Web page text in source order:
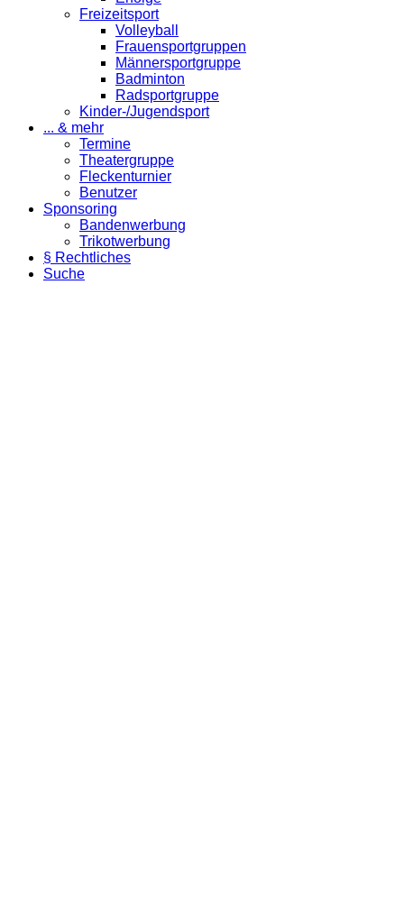
Freizeitsport
Volleyball
Frauensportgruppen
Männersportgruppe
Badminton
Radsportgruppe
Kinder-/Jugendsport
... & mehr
Termine
Theatergruppe
Fleckenturnier
Benutzer
Sponsoring
Bandenwerbung
Trikotwerbung
§ Rechtliches
Suche